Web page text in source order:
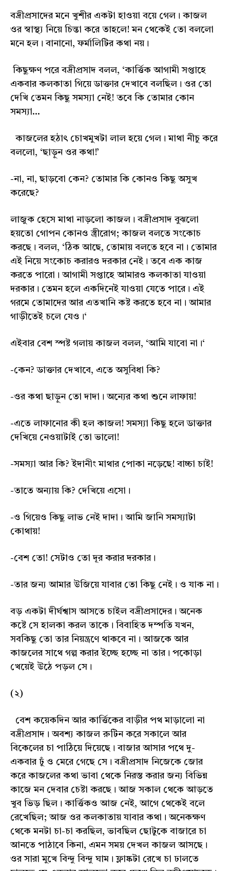
বদ্রীপ্রসাদের মনে খুশীর একটা হাওয়া বয়ে গেল। কাজল
ওর স্বাস্থ্য নিয়ে চিন্তা করে তাহলে! মন থেকেই তো বললো
মনে হল। বানানো, ফর্মালিটির কথা নয়।
কিছুক্ষণ পরে বদ্রীপ্রসাদ বলল, ‘কার্ত্তিক আগামী সপ্তাহে
একবার কলকাতা গিয়ে ডাক্তার দেখাবে বলছিল। ওর তো
দেখি তেমন কিছু সমস্যা নেই! তবে কি তোমার কোন
সমস্যা...
কাজলের হঠাৎ চোখমুখটা লাল হয়ে গেল। মাথা নীচু করে
বললো, ‘ছাড়ুন ওর কথা!’
-না, না, ছাড়বো কেন? তোমার কি কোনও কিছু অসুখ
করেছে?
লাজুক হেসে মাথা নাড়লো কাজল। বদ্রীপ্রসাদ বুঝলো
হয়তো গোপন কোনও স্ত্রীরোগ; কাজল বলতে সংকোচ
করছে। বলল, ‘ঠিক আছে, তোমায় বলতে হবে না। তোমার
এই নিয়ে সংকোচ করারও দরকার নেই। তবে এক কাজ
করতে পারো। আগামী সপ্তাহে আমারও কলকাতা যাওয়া
দরকার। তেমন হলে একদিনেই যাওয়া যেতে পারে। এই
গরমে তোমাদের আর এতখানি কষ্ট করতে হবে না। আমার
গাড়ীতেই চলে যেও।‘
এইবার বেশ স্পষ্ট গলায় কাজল বলল, ‘আমি যাবো না।‘
-কেন? ডাক্তার দেখাবে, এতে অসুবিধা কি?
-ওর কথা ছাড়ুন তো দাদা। অন্যের কথা শুনে লাফায়!
-এতে লাফানোর কী হল কাজল! সমস্যা কিছু হলে ডাক্তার
দেখিয়ে নেওয়াটাই তো ভালো!
-সমস্যা আর কি? ইদানীং মাথার পোকা নড়েছে! বাচ্চা চাই!
-তাতে অন্যায় কি? দেখিয়ে এসো।
-ও গিয়েও কিছু লাভ নেই দাদা। আমি জানি সমস্যাটা
কোথায়!
-বেশ তো! সেটাও তো দূর করার দরকার।
-তার জন্য আমার উজিয়ে যাবার তো কিছু নেই। ও যাক না।
বড় একটা দীর্ঘশ্বাস আসতে চাইল বদ্রীপ্রসাদের। অনেক
কষ্টে সে হালকা করল তাকে। বিবাহিত দম্পতি যখন,
সবকিছু তো তার নিয়ন্ত্রণে থাকবে না। আজকে আর
কাজলের সাথে গল্প করার ইচ্ছে হচ্ছে না তার। পকোড়া
খেয়েই উঠে পড়ল সে।
(২)
বেশ কয়েকদিন আর কার্ত্তিকের বাড়ীর পথ মাড়ালো না
বদ্রীপ্রসাদ। অবশ্য কাজল রুটিন করে সকালে আর
বিকেলের চা পাঠিয়ে দিয়েছে। বাজার আসার পথে দু-
একবার ঢুঁ ও মেরে গেছে সে। বদ্রীপ্রসাদ নিজেকে জোর
করে কাজলের কথা ভাবা থেকে নিরস্ত করার জন্য বিভিন্ন
কাজে মন দেবার চেষ্টা করছে। আজ সকাল থেকে আড়তে
খুব ভিড় ছিল। কার্ত্তিকও আজ নেই, আগে থেকেই বলে
রেখেছিল; আজ ওর কলকাতায় যাবার কথা। অনেকক্ষণ
থেকে মনটা চা-চা করছিল, ভাবছিল ছোটুকে বাজারে চা
আনতে পাঠাবে কিনা, এমন সময় দেখল কাজল আসছে।
ওর সারা মুখে বিন্দু বিন্দু ঘাম। ফ্লাষ্কটা রেখে চা ঢালতে